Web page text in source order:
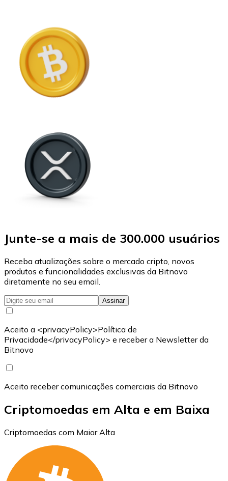
Junte-se a mais de 300.000 usuários
Receba atualizações sobre o mercado cripto, novos
produtos e funcionalidades exclusivas da Bitnovo
diretamente no seu email.
Assinar
Aceito a <privacyPolicy>Política de
Privacidade</privacyPolicy> e receber a Newsletter da
Bitnovo
Aceito receber comunicações comerciais da Bitnovo
Criptomoedas em Alta e em Baixa
Criptomoedas com Maior Alta